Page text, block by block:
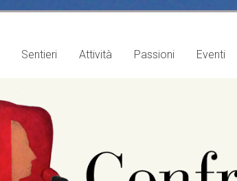
Sentieri Attività Passioni Eventi